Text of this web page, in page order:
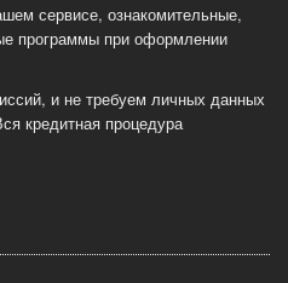
сервисе, ознакомительные,
программы при оформлении
и не требуем личных данных
кредитная процедура